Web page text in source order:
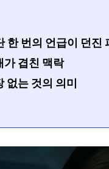
한 번의 언급이 던진
가 겹친 맥락
없는 것의 의미